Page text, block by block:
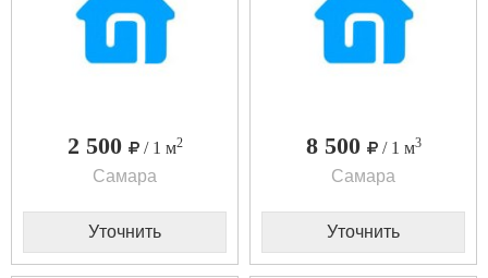
2 500 / 1 м2
Самара
Уточнить
8 500 / 1 м3
Самара
Уточнить